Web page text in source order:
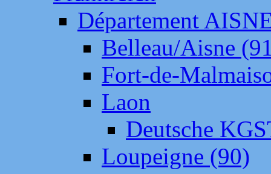
Département
Belleau/Aisne
Fort-de-
Laon
Deutsche
Loupeigne (90)